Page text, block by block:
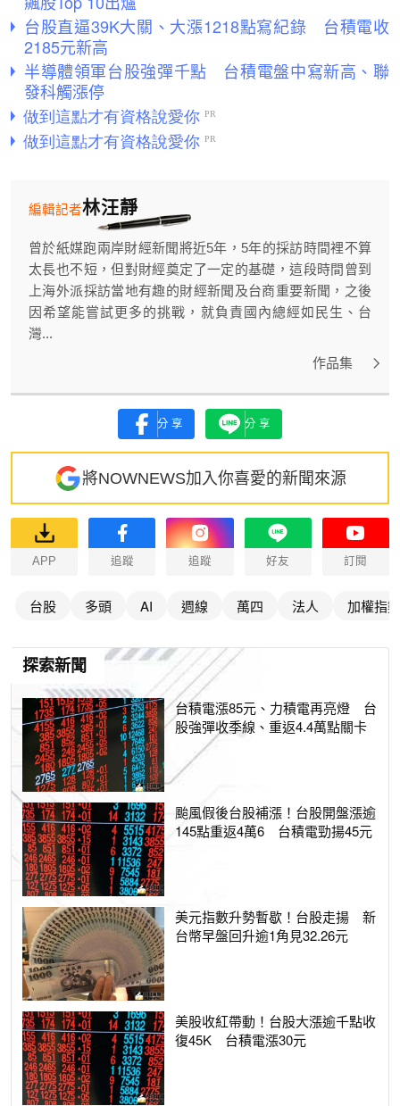
台股直逼39K大關、大漲1218點寫紀錄 台積電收
2185元新高
半導體領軍台股強彈千點 台積電盤中寫新高、聯
發科觸漲停
林汪靜
編輯記者
曾於紙媒跑兩岸財經新聞將近5年，5年的採訪時間裡不算
太長也不短，但對財經奠定了一定的基礎，這段時間曾到
上海外派採訪當地有趣的財經新聞及台商重要新聞，之後
因希望能嘗試更多的挑戰，就負責國內總經如民生、台
灣...
作品集
分享 分享
將NOWNEWS加入你喜愛的新聞來源
APP 追蹤 追蹤 好友 訂閱
台股 多頭 AI 週線 萬四 法人 加權指數
探索新聞
台積電漲85元、力積電再亮燈 台
股強彈收季線、重返4.4萬點關卡
颱風假後台股補漲！台股開盤漲逾
145點重返4萬6 台積電勁揚45元
美元指數升勢暫歇！台股走揚 新
台幣早盤回升逾1角見32.26元
美股收紅帶動！台股大漲逾千點收
復45K 台積電漲30元